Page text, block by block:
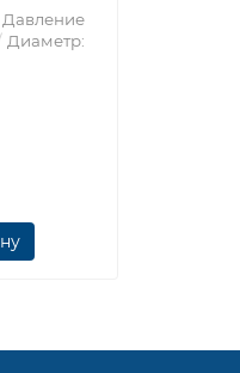
Давление
Диаметр: